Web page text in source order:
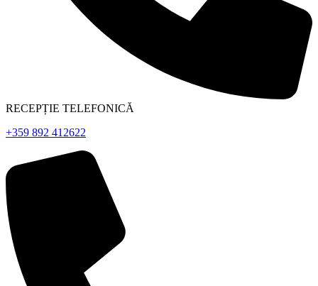
RECEPȚIE TELEFONICĂ
+359 892 412622